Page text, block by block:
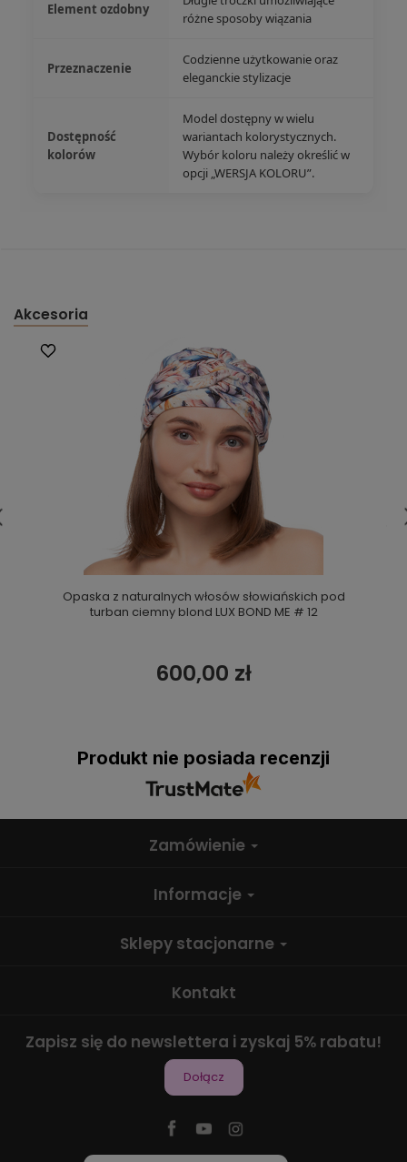
Element ozdobny
różne sposoby wiązania
Przeznaczenie
Codzienne użytkowanie oraz
eleganckie stylizacje
Dostępność
kolorów
Model dostępny w wielu
wariantach kolorystycznych.
Wybór koloru należy określić w
opcji „WERSJA KOLORU”.
Akcesoria
Opaska z naturalnych włosów słowiańskich pod
turban ciemny blond LUX BOND ME # 12
600,00 zł
Produkt nie posiada recenzji
Zamówienie
Informacje
Sklepy stacjonarne
Kontakt
Zapisz się do newslettera i zyskaj 5% rabatu!
Dołącz